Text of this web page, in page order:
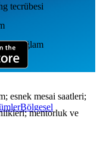
tecrübesi
sağlam
esnek mesai saatleri;
mentorluk ve
Bölgesel